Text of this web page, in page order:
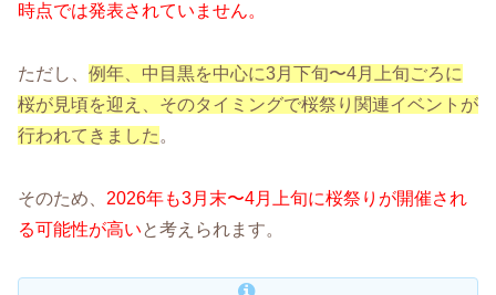
時点では発表されていません。
ただし、 例年、中目黒を中心に3月下旬〜4月上旬ごろに
桜が見頃を迎え、そのタイミングで桜祭り関連イベントが
行われてきました 。
そのため、 2026年も3月末〜4月上旬に桜祭りが開催され
る可能性が高いと考えられます。